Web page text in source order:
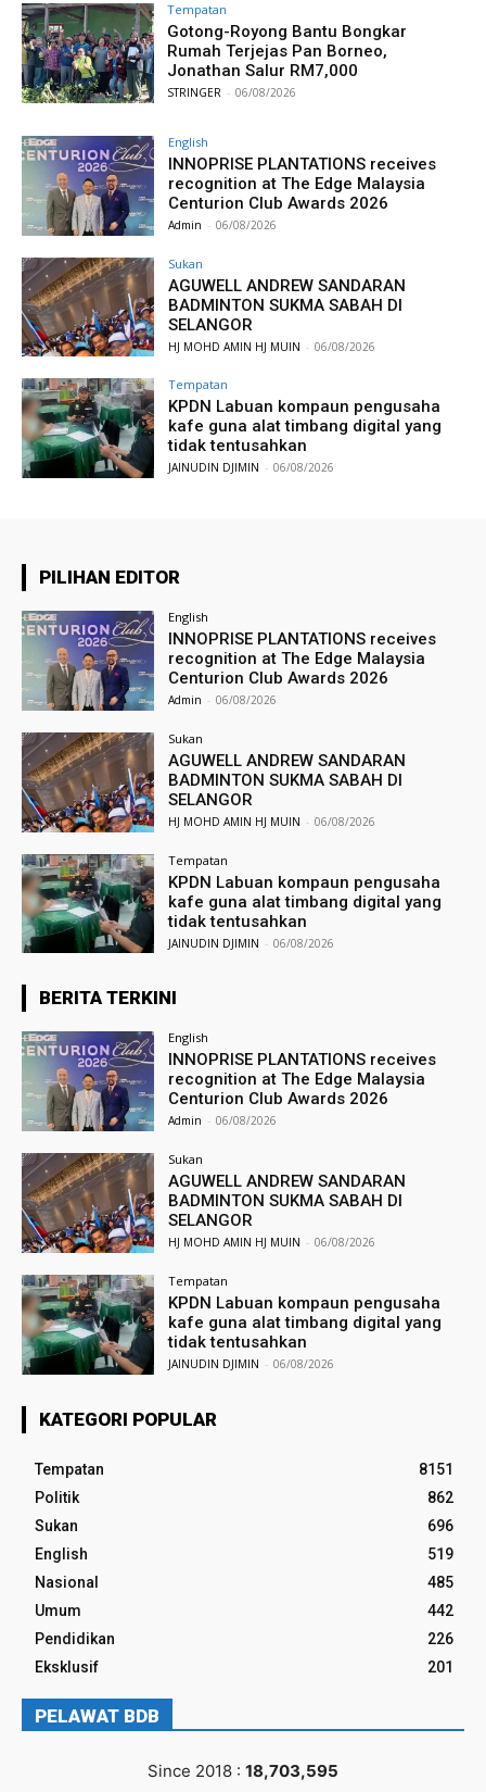
Tempatan
Gotong-Royong Bantu Bongkar
Rumah Terjejas Pan Borneo,
Jonathan Salur RM7,000
STRINGER - 06/08/2026
English
INNOPRISE PLANTATIONS receives
recognition at The Edge Malaysia
Centurion Club Awards 2026
Admin - 06/08/2026
Sukan
AGUWELL ANDREW SANDARAN
BADMINTON SUKMA SABAH DI
SELANGOR
HJ MOHD AMIN HJ MUIN - 06/08/2026
Tempatan
KPDN Labuan kompaun pengusaha
kafe guna alat timbang digital yang
tidak tentusahkan
JAINUDIN DJIMIN - 06/08/2026
PILIHAN EDITOR
English
INNOPRISE PLANTATIONS receives
recognition at The Edge Malaysia
Centurion Club Awards 2026
Admin - 06/08/2026
Sukan
AGUWELL ANDREW SANDARAN
BADMINTON SUKMA SABAH DI
SELANGOR
HJ MOHD AMIN HJ MUIN - 06/08/2026
Tempatan
KPDN Labuan kompaun pengusaha
kafe guna alat timbang digital yang
tidak tentusahkan
JAINUDIN DJIMIN - 06/08/2026
BERITA TERKINI
English
INNOPRISE PLANTATIONS receives
recognition at The Edge Malaysia
Centurion Club Awards 2026
Admin - 06/08/2026
Sukan
AGUWELL ANDREW SANDARAN
BADMINTON SUKMA SABAH DI
SELANGOR
HJ MOHD AMIN HJ MUIN - 06/08/2026
Tempatan
KPDN Labuan kompaun pengusaha
kafe guna alat timbang digital yang
tidak tentusahkan
JAINUDIN DJIMIN - 06/08/2026
KATEGORI POPULAR
Tempatan
8151
Politik
862
Sukan
696
English
519
Nasional
485
Umum
442
Pendidikan
226
Eksklusif
201
PELAWAT BDB
Since 2018 : 18,703,595